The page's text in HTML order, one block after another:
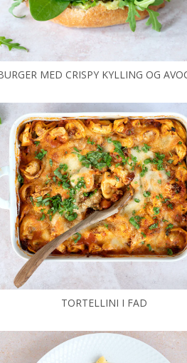
MED CRISPY KYLLING OG
TORTELLINI I FAD